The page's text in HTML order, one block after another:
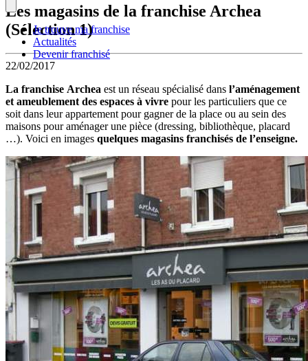
Je trouve ma franchise
Actualités
Devenir franchisé
Les magasins de la franchise Archea
(Sélection 1)
22/02/2017
La franchise Archea est un réseau spécialisé dans l’aménagement
et ameublement des espaces à vivre pour les particuliers que ce
soit dans leur appartement pour gagner de la place ou au sein des
maisons pour aménager une pièce (dressing, bibliothèque, placard
…). Voici en images quelques magasins franchisés de l’enseigne.